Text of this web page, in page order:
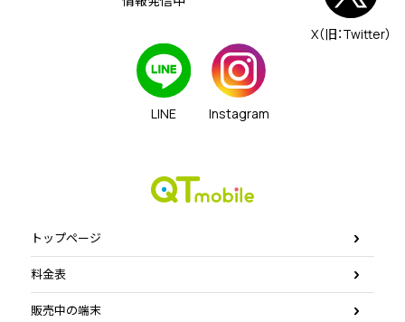
X（旧：Twitter）
LINE Instagram
トップページ
料金表
販売中の端末